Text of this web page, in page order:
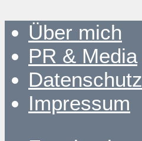
Über mich
PR & Media
Datenschutz
Impressum